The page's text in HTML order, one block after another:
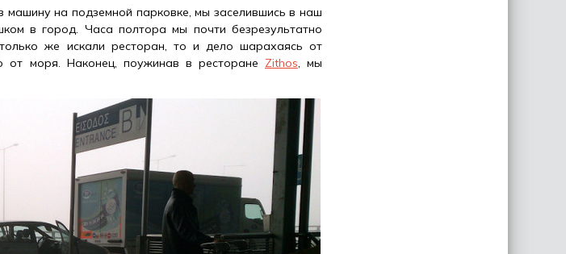
машину на подземной парковке, мы заселившись в наш
в город. Часа полтора мы почти безрезультатно
же искали ресторан, то и дело шарахаясь от
от моря. Наконец, поужинав в ресторане Zithos, мы